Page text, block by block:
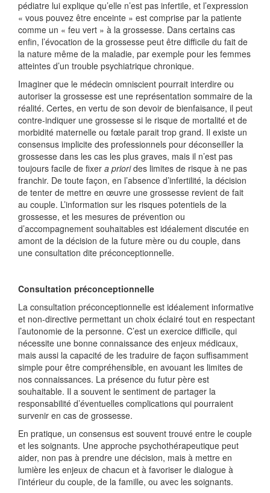
pédiatre lui explique qu’elle n’est pas infertile, et l’expression
« vous pouvez être enceinte » est comprise par la patiente
comme un « feu vert » à la grossesse. Dans certains cas
enfin, l’évocation de la grossesse peut être difficile du fait de
la nature même de la maladie, par exemple pour les femmes
atteintes d’un trouble psychiatrique chronique.
Imaginer que le médecin omniscient pourrait interdire ou
autoriser la grossesse est une représentation sommaire de la
réalité. Certes, en vertu de son devoir de bienfaisance, il peut
contre-indiquer une grossesse si le risque de mortalité et de
morbidité maternelle ou fœtale parait trop grand. Il existe un
consensus implicite des professionnels pour déconseiller la
grossesse dans les cas les plus graves, mais il n’est pas
toujours facile de fixer a priorides limites de risque à ne pas
franchir. De toute façon, en l’absence d’infertilité, la décision
de tenter de mettre en œuvre une grossesse revient de fait
au couple. L’information sur les risques potentiels de la
grossesse, et les mesures de prévention ou
d’accompagnement souhaitables est idéalement discutée en
amont de la décision de la future mère ou du couple, dans
une consultation dite préconceptionnelle.
Consultation préconceptionnelle
La consultation préconceptionnelle est idéalement informative
et non-directive permettant un choix éclairé tout en respectant
l’autonomie de la personne. C’est un exercice difficile, qui
nécessite une bonne connaissance des enjeux médicaux,
mais aussi la capacité de les traduire de façon suffisamment
simple pour être compréhensible, en avouant les limites de
nos connaissances. La présence du futur père est
souhaitable. Il a souvent le sentiment de partager la
responsabilité d’éventuelles complications qui pourraient
survenir en cas de grossesse.
En pratique, un consensus est souvent trouvé entre le couple
et les soignants. Une approche psychothérapeutique peut
aider, non pas à prendre une décision, mais à mettre en
lumière les enjeux de chacun et à favoriser le dialogue à
l’intérieur du couple, de la famille, ou avec les soignants.